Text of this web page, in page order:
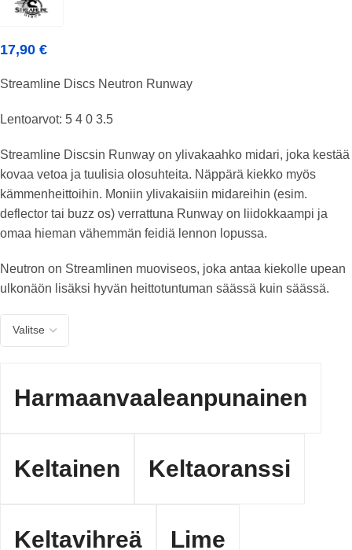
17,90 €
Streamline Discs Neutron Runway
Lentoarvot: 5 4 0 3.5
Streamline Discsin Runway on ylivakaahko midari, joka kestää
kovaa vetoa ja tuulisia olosuhteita. Näppärä kiekko myös
kämmenheittoihin. Moniin ylivakaisiin midareihin (esim.
deflector tai buzz os) verrattuna Runway on liidokkaampi ja
omaa hieman vähemmän feidiä lennon lopussa.
Neutron on Streamlinen muoviseos, joka antaa kiekolle upean
ulkonäön lisäksi hyvän heittotuntuman säässä kuin säässä.
Harmaanvaaleanpunainen
Keltainen Keltaoranssi
Keltavihreä Lime